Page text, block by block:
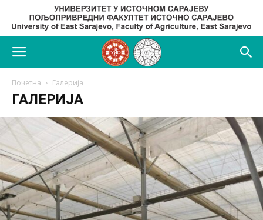
Почетна Галерија
ГАЛЕРИЈА